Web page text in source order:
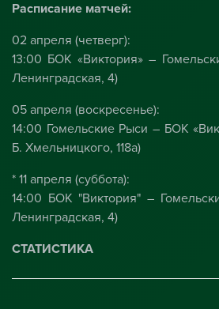
Расписание матчей:
02 апреля (четверг):
13:00 БОК «Виктория» –
Ленинградская, 4)
05 апреля (воскресенье):
14:00 Гомельские Рыси – БОК
Б. Хмельницкого, 118а)
* 11 апреля (суббота):
14:00 БОК "Виктория" –
Ленинградская, 4)
СТАТИСТИКА